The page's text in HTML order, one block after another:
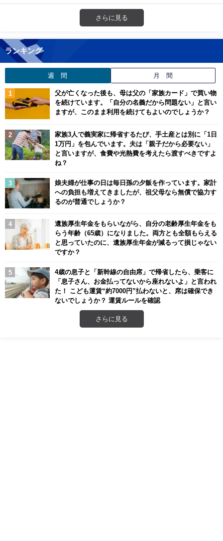
さらに見る
ランキング
週 間 月 間
父が亡くなった後も、母は父の「家族カード」で買い物
を続けています。「自分の名義だから問題ない」と言い
ますが、このまま利用を続けてもよいのでしょうか？
家族3人で義実家に帰省するたび、手土産とは別に「1日
1万円」を包んでいます。夫は「親子だから必要ない」
と言いますが、食費や光熱費を考えたら渡すべきですよ
ね？
娘夫婦が仕事の日は毎日孫の夕飯を作っています。家計
への負担も増えてきましたが、祖父母なら無償で協力す
るのが普通でしょうか？
遺族厚生年金をもらいながら、自分の老齢厚生年金をも
らう年齢（65歳）になりました。両方とも全額もらえる
と思っていたのに、遺族厚生年金が減るって損じゃない
ですか？
4歳の息子と「新幹線の自由席」で帰省したら、乗客に
「息子さん、お金払ってないから座れないよ」と言われ
た！ こども運賃“約7000円”払わないと、席は確保でき
ないでしょうか？ 運賃ルールを確認
さらに見る